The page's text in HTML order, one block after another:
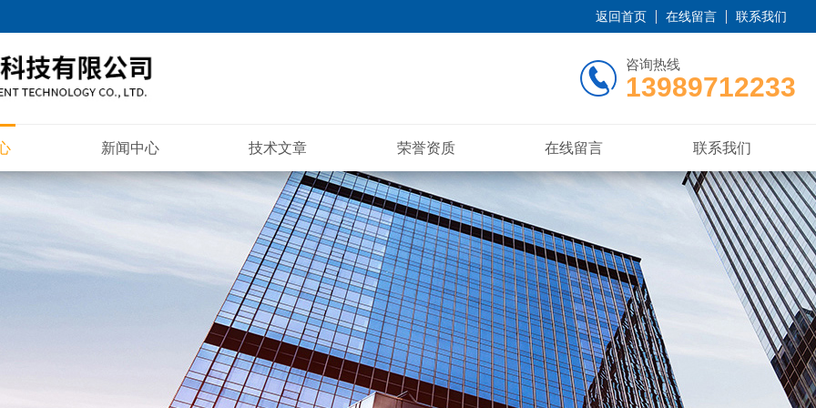
返回首页 在线留言 联系我们
咨询热线
13989712233
新闻中心 技术文章 荣誉资质 在线留言 联系我们